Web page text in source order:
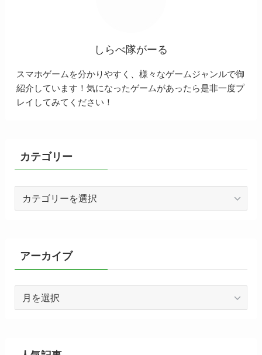
しらべ隊がーる
スマホゲームを分かりやすく、様々なゲームジャンルで御
紹介しています！気になったゲームがあったら是非一度プ
レイしてみてください！
カテゴリー
ーアーカイブ